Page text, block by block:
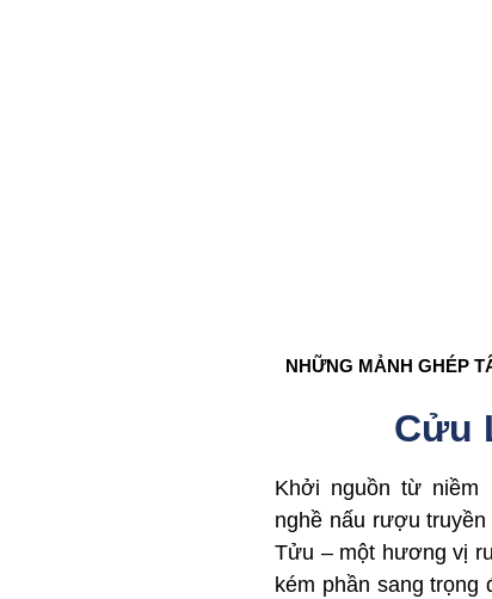
NHỮNG MẢNH GHÉP
Cửu
Khởi nguồn từ
nghề nấu rượu
Tửu – một hương vị
kém phần sang